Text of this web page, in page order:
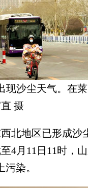
现沙尘天气。在
摄
地区已形成沙
4月11日11时，
染。